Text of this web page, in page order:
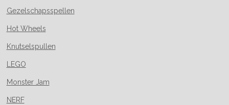
Gezelschapsspellen
Hot Wheels
Knutselspullen
LEGO
Monster Jam
NERF